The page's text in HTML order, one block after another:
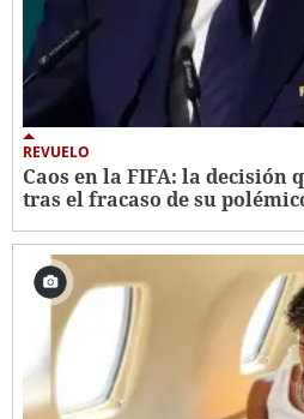
REVUELO
Caos en la FIFA: la decisión
tras el fracaso de su